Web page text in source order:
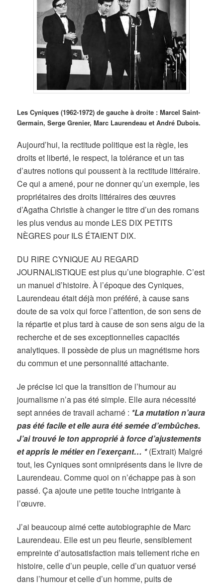
Les Cyniques (1962-1972) de gauche à droite : Marcel Saint-
Germain, Serge Grenier, Marc Laurendeau et André Dubois.
Aujourd’hui, la rectitude politique est la règle, les
droits et liberté, le respect, la tolérance et un tas
d’autres notions qui poussent à la rectitude littéraire.
Ce qui a amené, pour ne donner qu’un exemple, les
propriétaires des droits littéraires des œuvres
d’Agatha Christie à changer le titre d’un des romans
les plus vendus au monde LES DIX PETITS
NÈGRES pour ILS ÉTAIENT DIX.
DU RIRE CYNIQUE AU REGARD
JOURNALISTIQUE est plus qu’une biographie. C’est
un manuel d’histoire. À l’époque des Cyniques,
Laurendeau était déjà mon préféré, à cause sans
doute de sa voix qui force l’attention, de son sens de
la répartie et plus tard à cause de son sens aigu de la
recherche et de ses exceptionnelles capacités
analytiques. Il possède de plus un magnétisme hors
du commun et une personnalité attachante.
Je précise ici que la transition de l’humour au
journalisme n’a pas été simple. Elle aura nécessité
sept années de travail acharné : *La mutation n’aura
pas été facile et elle aura été semée d’embûches.
J’ai trouvé le ton approprié à force d’ajustements
et appris le métier en l’exerçant… *(Extrait) Malgré
tout, les Cyniques sont omniprésents dans le livre de
Laurendeau. Comme quoi on n’échappe pas à son
passé. Ça ajoute une petite touche intrigante à
l’œuvre.
J’ai beaucoup aimé cette autobiographie de Marc
Laurendeau. Elle est un peu fleurie, sensiblement
empreinte d’autosatisfaction mais tellement riche en
histoire, celle d’un peuple, celle d’un quatuor versé
dans l’humour et celle d’un homme, puits de